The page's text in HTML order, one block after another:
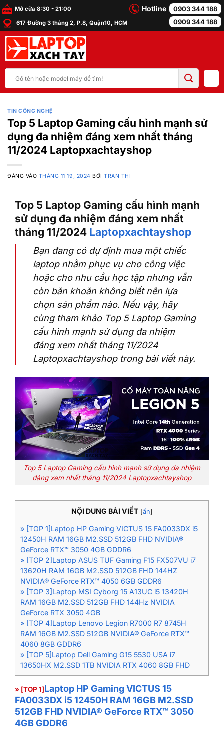
Bỏ
qua
nội
dung
Mở cửa 8:30 - 21:00
617 Đường 3 tháng 2, P.8, Quận10, HCM
Hotline
0903 344 188
0909 344 188
kiếm:
TIN CÔNG NGHỆ
Top 5 Laptop Gaming cấu hình mạnh sử
dụng đa nhiệm đáng xem nhất tháng
11/2024 Laptopxachtayshop
ĐĂNG VÀO THÁNG 11 19, 2024 BỞITRAN THI
Top 5 Laptop Gaming cấu hình mạnh
sử dụng đa nhiệm đáng xem nhất
tháng 11/2024 Laptopxachtayshop
Bạn đang có dự định mua một chiếc
laptop nhằm phục vụ cho công việc
hoặc cho nhu cầu học tập nhưng vẫn
còn băn khoăn không biết nên lựa
chọn sản phẩm nào. Nếu vậy, hãy
cùng tham khảo Top 5 Laptop Gaming
cấu hình mạnh sử dụng đa nhiệm
đáng xem nhất tháng 11/2024
Laptopxachtayshop trong bài viết này.
Top 5 Laptop Gaming cấu hình mạnh sử dụng đa nhiệm
đáng xem nhất tháng 11/2024 Laptopxachtayshop
NỘI DUNG BÀI VIẾT [ẩn]
» [TOP 1]Laptop HP Gaming VICTUS 15 FA0033DX i5
12450H RAM 16GB M2.SSD 512GB FHD NVIDIA®
GeForce RTX™ 3050 4GB GDDR6
» [TOP 2]Laptop ASUS TUF Gaming F15 FX507VU i7
13620H RAM 16GB M2.SSD 512GB FHD 144HZ
NVIDIA® GeForce RTX™ 4050 6GB GDDR6
» [TOP 3]Laptop MSI Cyborg 15 A13UC i5 13420H
RAM 16GB M2.SSD 512GB FHD 144Hz NVIDIA
GeForce RTX 3050 4GB
» [TOP 4]Laptop Lenovo Legion R7000 R7 8745H
RAM 16GB M2.SSD 512GB NVIDIA® GeForce RTX™
4060 8GB GDDR6
» [TOP 5]Laptop Dell Gaming G15 5530 USA i7
13650HX M2.SSD 1TB NVIDIA RTX 4060 8GB FHD
» [TOP 1]Laptop HP Gaming VICTUS 15
FA0033DX i5 12450H RAM 16GB M2.SSD
512GB FHD NVIDIA® GeForce RTX™ 3050
4GB GDDR6